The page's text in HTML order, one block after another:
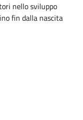
nello sviluppo
fin dalla nascita